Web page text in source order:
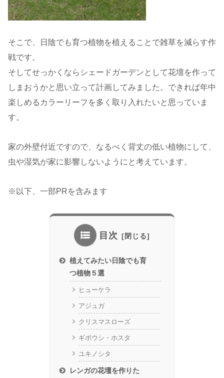
そこで、日陰でも育つ植物を植えることで雑草を減らす作
戦です。
そしてせっかくならシェードガーデンとして花壇を作って
しまおうかと思い立って計画してみました。できれば年中
楽しめるカラーリーフを多く取り入れたいと思っていま
す。
家の外壁付近ですので、なるべく背丈の低い植物にして、
虫や湿気が家に影響しないようにと考えています。
※以下、一部PRを含みます
目次
植えてみたい日陰でも育
つ植物５選
ヒューケラ
アジュガ
クリスマスローズ
ギボウシ・ホスタ
ユキノシタ
レンガの花壇を作りた